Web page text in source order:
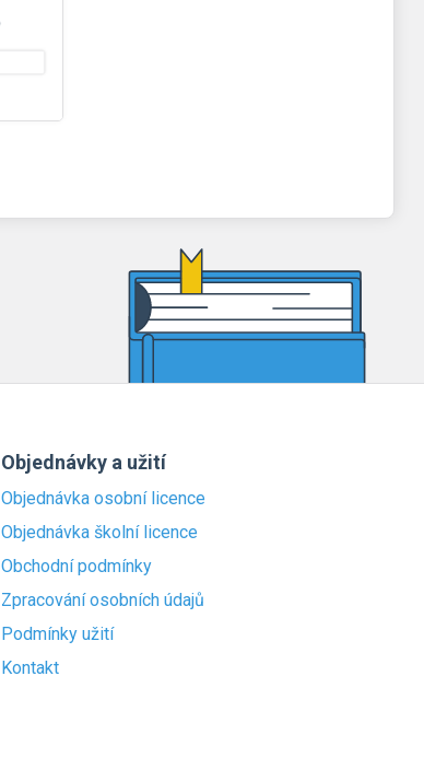
Objednávky a užití
Objednávka osobní licence
Objednávka školní licence
Obchodní podmínky
Zpracování osobních údajů
Podmínky užití
Kontakt